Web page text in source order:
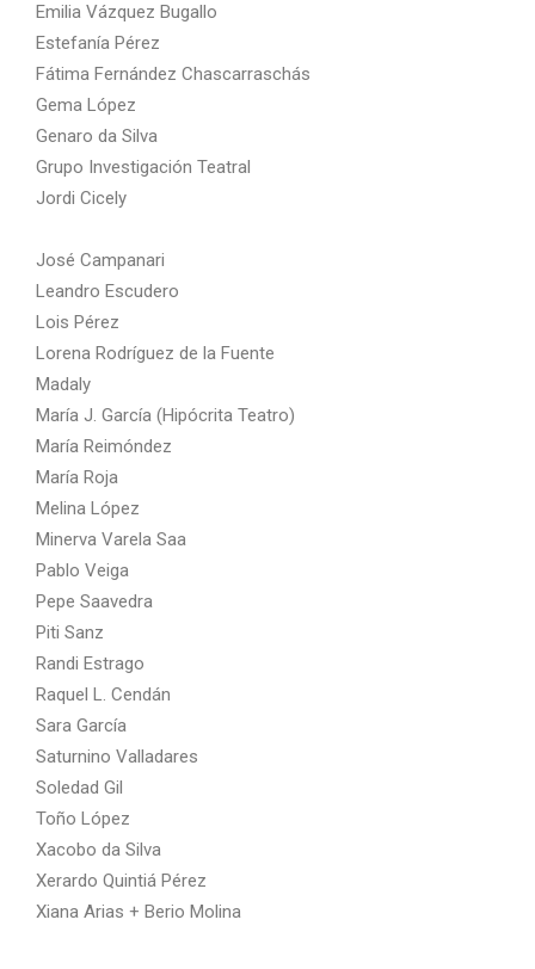
Emilia Vázquez Bugallo
Estefanía Pérez
Fátima Fernández Chascarraschás
Gema López
Genaro da Silva
Grupo Investigación Teatral
Jordi Cicely
José Campanari
Leandro Escudero
Lois Pérez
Lorena Rodríguez de la Fuente
Madaly
María J. García (Hipócrita Teatro)
María Reimóndez
María Roja
Melina López
Minerva Varela Saa
Pablo Veiga
Pepe Saavedra
Piti Sanz
Randi Estrago
Raquel L. Cendán
Sara García
Saturnino Valladares
Soledad Gil
Toño López
Xacobo da Silva
Xerardo Quintiá Pérez
Xiana Arias + Berio Molina